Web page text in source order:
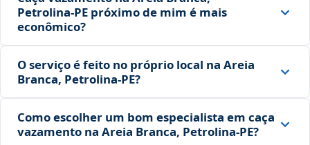
Petrolina‑PE próximo de mim é mais
econômico?
O serviço é feito no próprio local na Areia
Branca, Petrolina‑PE?
Como escolher um bom especialista em caça
vazamento na Areia Branca, Petrolina‑PE?